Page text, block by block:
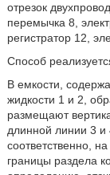
отрезок
перемычка 8,
регистратор 12,
Способ
В емкости,
жидкости 1 и 2,
размещают
длинной линии 3 и
соответственно,
границы раздела